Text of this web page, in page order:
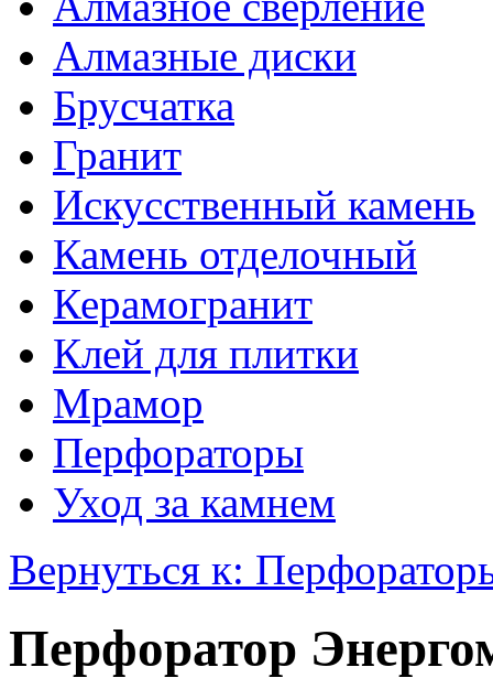
Алмазные диски
Брусчатка
Гранит
Искусственный камень
Камень отделочный
Керамогранит
Клей для плитки
Мрамор
Перфораторы
Уход за камнем
Вернуться к:
Перфоратор